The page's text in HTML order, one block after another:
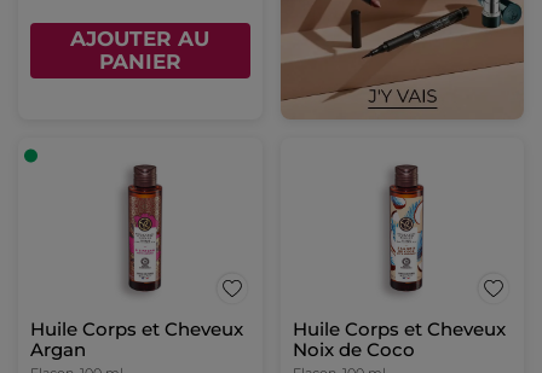
AJOUTER AU
PANIER
Huile Corps et Cheveux
Argan
Huile Corps et Cheveux
Noix de Coco